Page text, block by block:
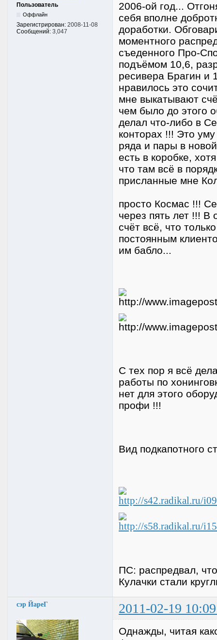
Пользователь
Оффлайн
Зарегистрирован: 2008-11-08
Сообщений: 3,047
2006-ой год...
себя вполне
доработки.
моментного
съеденного Про-
подъёмом 10,6,
ресивера Брагин и
нравилось это
мне выкатывают
чем было до этого
делал что-либо в
конторах !!! Это
ряда и пары в
есть в коробке,
что там всё в
присланные мне
просто Космас !!!
через пять лет !!!
счёт всё, что
постоянным
им бабло...
С тех пор я всё
работы по
нет для этого
профи !!!
Вид подкапотного
ПС: распредвал,
Кулачки стали
сэр ЙареГ 2011-02-19
Однажды, читая